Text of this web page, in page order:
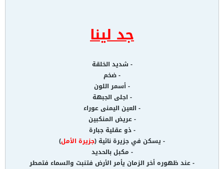
جد لينا
- شديد الخلقة
- ضخم
- أسمر اللون
- اجلى الجبهة
- العين اليمنى عوراء
- عريض المنكبين
- ذو عقلية جبارة
- يسكن في جزيرة نائية (جزيرة الأمل)
- مكبل بالحديد
- عند ظهوره أخر الزمان يأمر الأرض فتنبت والسماء فتمطر